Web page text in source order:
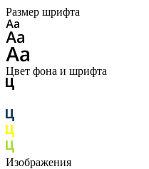
Размер шрифта
Цвет фона и шрифта
Изображения